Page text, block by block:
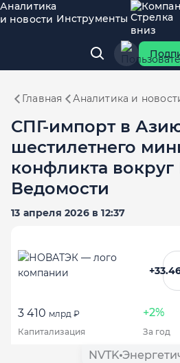
Аналитика
и новости Инструменты
Главная Аналитика и
СПГ-импорт в
шестилетнего
конфликта
Ведомости
13 апреля 2026 в 12:37
3 410 млрд ₽ +2%
Капитализация За год
NVTK